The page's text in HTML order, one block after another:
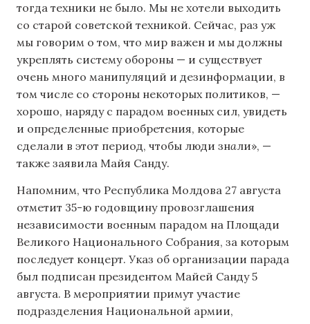
тогда техники не было. Мы не хотели выходить
со старой советской техникой. Сейчас, раз уж
мы говорим о том, что мир важен и мы должны
укреплять систему обороны — и существует
очень много манипуляций и дезинформации, в
том числе со стороны некоторых политиков, —
хорошо, наряду с парадом военных сил, увидеть
и определенные приобретения, которые
сделали в этот период, чтобы люди знали», —
также заявила Майя Санду.
Напомним, что Республика Молдова 27 августа
отметит 35-ю годовщину провозглашения
независимости военным парадом на Площади
Великого Национального Собрания, за которым
последует концерт. Указ об организации парада
был подписан президентом Майей Санду 5
августа. В мероприятии примут участие
подразделения Национальной армии,